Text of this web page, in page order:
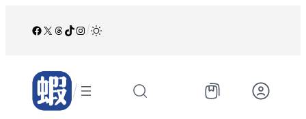
Facebook
X Threads
TikTok
Instagram
/
/